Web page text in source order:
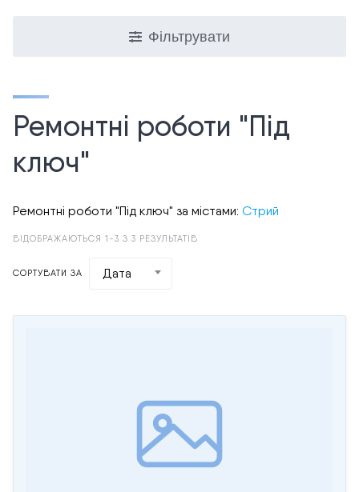
Фільтрувати
Ремонтні роботи "Під
ключ"
Ремонтні роботи "Під ключ" за містами: Стрий
ВІДОБРАЖАЮТЬСЯ 1-3 З 3 РЕЗУЛЬТАТІВ
СОРТУВАТИ ЗА Дата